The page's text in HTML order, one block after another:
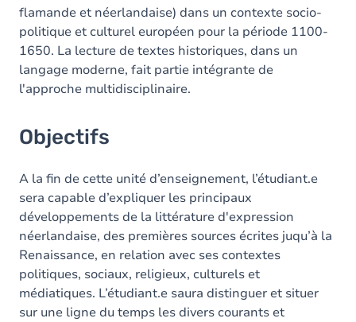
flamande et néerlandaise) dans un contexte socio-
politique et culturel européen pour la période 1100-
1650. La lecture de textes historiques, dans un
langage moderne, fait partie intégrante de
l'approche multidisciplinaire.
Objectifs
A la fin de cette unité d’enseignement, l’étudiant.e
sera capable d’expliquer les principaux
développements de la littérature d'expression
néerlandaise, des premières sources écrites juqu’à la
Renaissance, en relation avec ses contextes
politiques, sociaux, religieux, culturels et
médiatiques. L’étudiant.e saura distinguer et situer
sur une ligne du temps les divers courants et